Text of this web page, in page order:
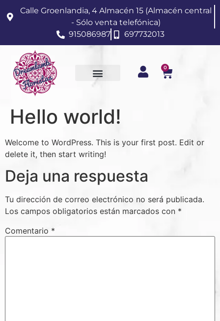
Calle Groenlandia, 4 Almacén 15 (Almacén central
- Sólo venta telefónica)
915086987
697732013
0
Hello world!
Welcome to WordPress. This is your first post. Edit or
delete it, then start writing!
Deja una respuesta
Tu dirección de correo electrónico no será publicada.
Los campos obligatorios están marcados con *
Comentario *